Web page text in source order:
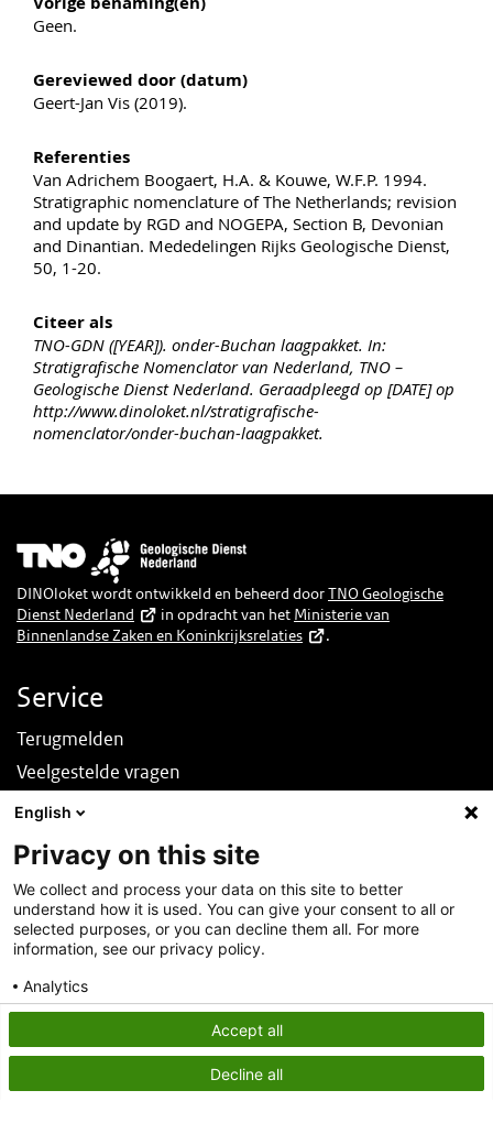
Geen.
Gereviewed door (datum)
Geert-Jan Vis (2019).
Referenties
Van Adrichem Boogaert, H.A. & Kouwe, W.F.P. 1994.
Stratigraphic nomenclature of The Netherlands; revision
and update by RGD and NOGEPA, Section B, Devonian
and Dinantian. Mededelingen Rijks Geologische Dienst,
50, 1-20.
Citeer als
TNO-GDN ([YEAR]). onder-Buchan laagpakket. In:
Stratigrafische Nomenclator van Nederland, TNO –
Geologische Dienst Nederland. Geraadpleegd op [DATE] op
http://www.dinoloket.nl/stratigrafische-
nomenclator/onder-buchan-laagpakket.
Afbeelding
DINOloket wordt ontwikkeld en beheerd doorTNO Geologische
Dienst Nederland
in opdracht van het Ministerie van
Binnenlandse Zaken en Koninkrijksrelaties
.
Service
Terugmelden
Veelgestelde vragen
Nieuws
English
Over deze site
Over DINOloket
Contact
Disclaimer
Toegankelijkheid
Privacy statement
English
Privacy on this site
We collect and process your data on this site to better
understand how it is used. You can give your consent to all or
selected purposes, or you can decline them all. For more
information, see our privacy policy.
Analytics
Accept all
Decline all
Privacy policy